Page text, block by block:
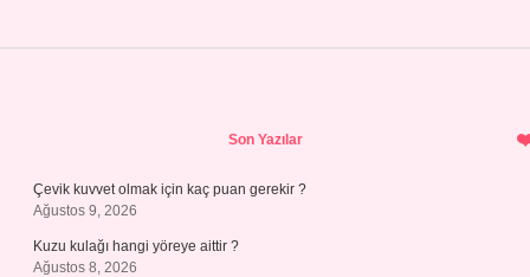
Son Yazılar
Çevik kuvvet olmak için kaç puan gerekir ?
Ağustos 9, 2026
Kuzu kulağı hangi yöreye aittir ?
Ağustos 8, 2026